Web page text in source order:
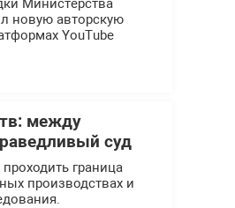
Министерства
новую авторскую
YouTube
между
суд
граница
производствах и